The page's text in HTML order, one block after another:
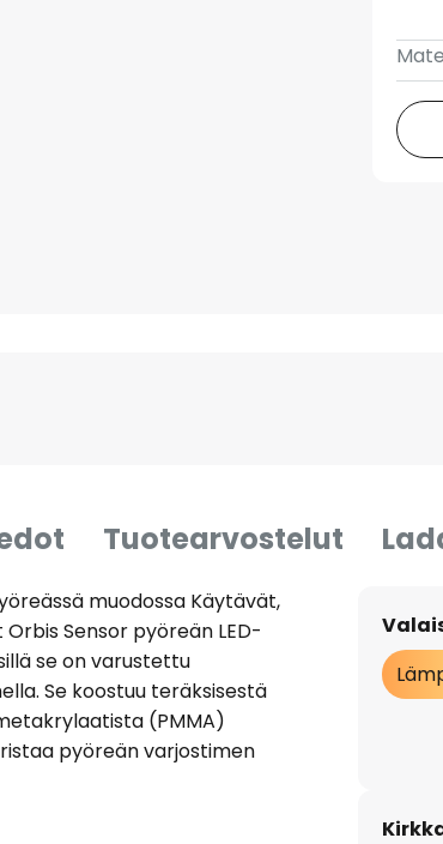
Tuotearvostelut
muodossa Käytävät,
Sensor pyöreän LED-
se on varustettu
Se koostuu teräksisestä
(PMMA)
pyöreän varjostimen